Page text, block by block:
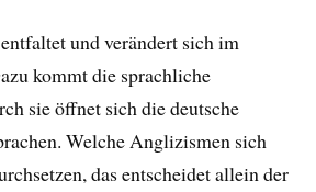
und verändert sich im
kommt die sprachliche
sie öffnet sich die deutsche
Welche Anglizismen sich
das entscheidet allein der